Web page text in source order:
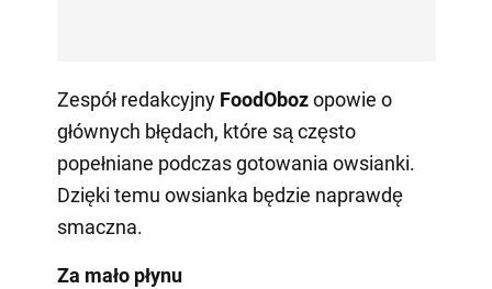
Zespół redakcyjny FoodObozopowie o
głównych błędach, które są często
popełniane podczas gotowania owsianki.
Dzięki temu owsianka będzie naprawdę
smaczna.
Za mało płynu